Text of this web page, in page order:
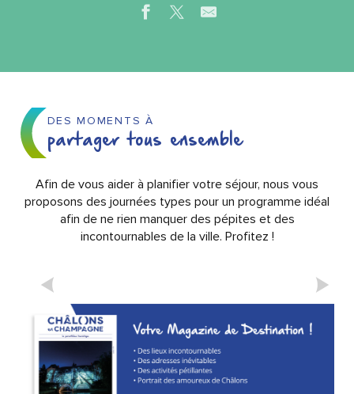
DES MOMENTS À
partager tous ensemble
Afin de vous aider à planifier votre séjour, nous vous
proposons des journées types pour un programme idéal
afin de ne rien manquer des pépites et des
incontournables de la ville. Profitez !
CHÂLONS EN 1 JOUR